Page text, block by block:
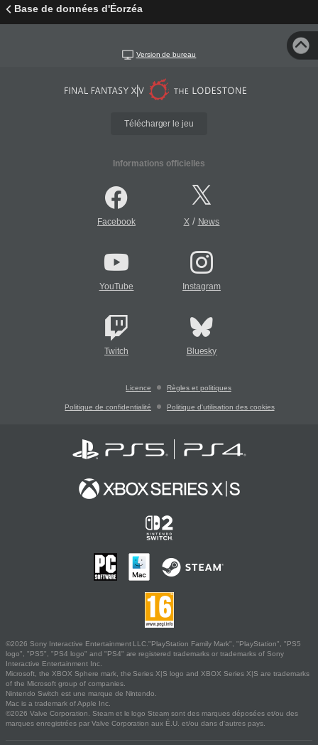
Base de données d'Éorzéa
Version de bureau
Télécharger le jeu
Informations officielles
Facebook X/ News
YouTube Instagram
Twitch Bluesky
Licence Règles et politiques
Politique de confidentialité Politique d'utilisation des cookies
©2026 Sony Interactive Entertainment LLC."PlayStation Family Mark", "PlayStation", "PS5
logo", "PS5", "PS4 logo" and "PS4" are registered trademarks or trademarks of Sony
Interactive Entertainment Inc.
Microsoft, the XBOX Sphere mark, the Series X|S logo and XBOX Series X|S are trademarks
of the Microsoft group of companies.
Nintendo Switch est une marque de Nintendo.
Mac is a trademark of Apple Inc.
©2026 Valve Corporation. Steam et le logo Steam sont des marques déposées et/ou des
marques enregistrées par Valve Corporation aux É.U. et/ou dans d'autres pays.